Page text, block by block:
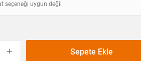
seçeneği uygun değil
Sepete Ekle